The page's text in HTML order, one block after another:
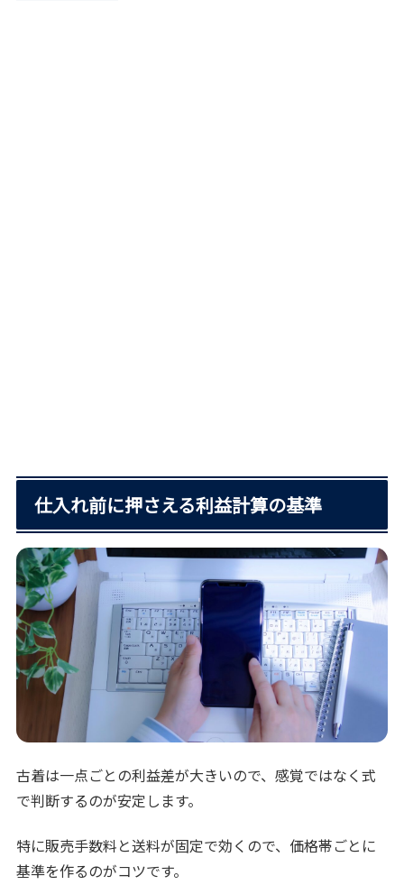
仕入れ前に押さえる利益計算の基準
古着は一点ごとの利益差が大きいので、感覚ではなく式
で判断するのが安定します。
特に販売手数料と送料が固定で効くので、価格帯ごとに
基準を作るのがコツです。